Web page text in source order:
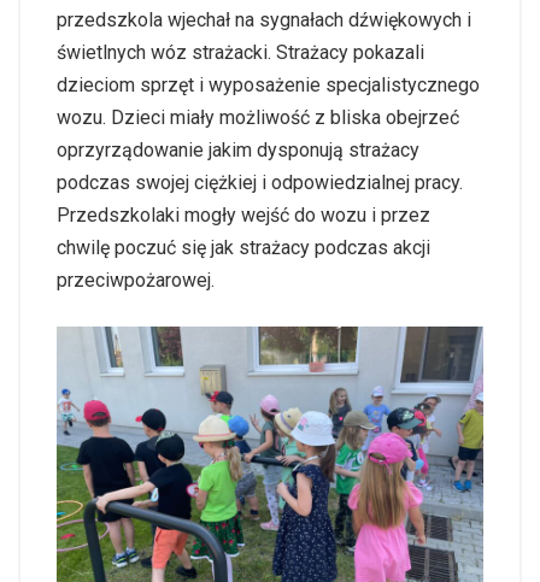
przedszkola wjechał na sygnałach dźwiękowych i
świetlnych wóz strażacki. Strażacy pokazali
dzieciom sprzęt i wyposażenie specjalistycznego
wozu. Dzieci miały możliwość z bliska obejrzeć
oprzyrządowanie jakim dysponują strażacy
podczas swojej ciężkiej i odpowiedzialnej pracy.
Przedszkolaki mogły wejść do wozu i przez
chwilę poczuć się jak strażacy podczas akcji
przeciwpożarowej.